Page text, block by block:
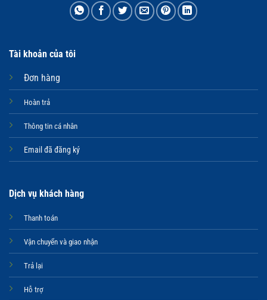
Tài khoản của tôi
Đơn hàng
Hoàn trả
Thông tin cá nhân
Email đã đăng ký
Dịch vụ khách hàng
Thanh toán
Vận chuyển và giao nhận
Trả lại
Hỗ trợ